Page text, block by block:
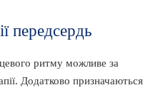
передсердь
ритму можливе за
Додатково призначаються